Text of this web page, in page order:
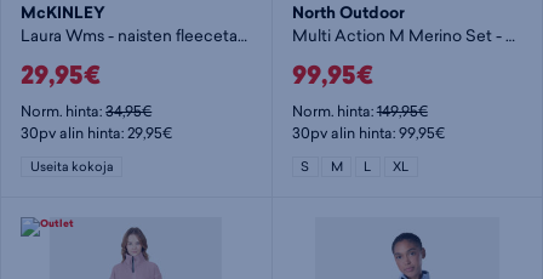
McKINLEY
Laura Wms - naisten fleecetakki
29,95€
Norm. hinta:34,95€
30pv alin hinta: 29,95€
Useita kokoja
North Outdoor
Multi Action M Merino Set - miesten aluskerrasto
99,95€
Norm. hinta:149,95€
30pv alin hinta: 99,95€
S M L XL